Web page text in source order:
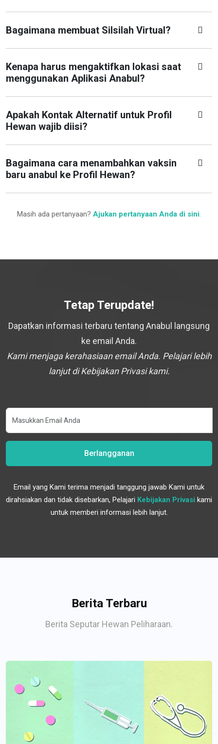
Bagaimana membuat Silsilah Virtual?
Kenapa harus mengaktifkan lokasi saat
menggunakan Aplikasi Anabul?
Apakah Kontak Alternatif untuk Profil
Hewan wajib diisi?
Bagaimana cara menambahkan vaksin
baru anabul ke Profil Hewan?
Masih ada pertanyaan? Ajukan pertanyaan Anda di sini.
Tetap Terupdate!
Dapatkan informasi terbaru tentang Anabul langsung
ke email Anda.
Kami menjaga kerahasiaan email Anda. Pelajari lebih
lanjut di Kebijakan Privasi kami.
Berlangganan
Email yang Kami terima menjadi tanggung jawab Kami untuk
dirahsiakan dan tidak disebarkan, Pelajari Kebijakan Privasi kami
untuk memberi informasi lebih lanjut.
Berita Terbaru
Berita Seputar Hewan Peliharaan.